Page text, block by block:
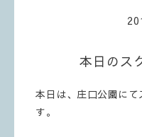
本日のス
本日は、庄口公園に
す。